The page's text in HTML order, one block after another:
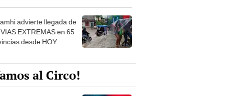
advierte llegada de
EXTREMAS en 65
desde HOY
al Circo!